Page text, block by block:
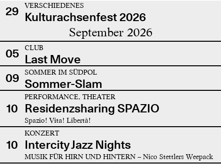
29 VERSCHIEDENES
Kulturachsenfest 2026
September 2026
05 CLUB
Last Move
09
SOMMER IM SÜDPOL
Sommer-Slam
10
PERFORMANCE, THEATER
Residenzsharing SPAZIO
Spazio! Vita! Libertà!
10
KONZERT
Intercity Jazz Nights
MUSIK FÜR HIRN UND HINTERN – Nico Stettlers Weepack